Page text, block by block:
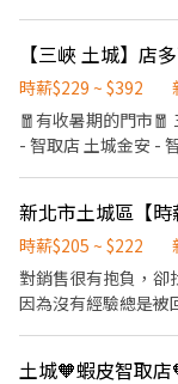
單日跑點支援鄰近
面實習 ✔ 需具備機車
－12:30／13:30 🔸
17:00 📍固定班別（
排班 📍需能接受臨時
津貼／交通津貼／班
就業可 ✅ 長期兼職
地點與缺額！
新北市土城區延吉街
路一段309號1樓 土
城立仁店 新北市土
區金安街36號1樓
束營業前，統計銷
時薪$229 ~ $392
🧧有收暑期的門市🧧
- 智取店 土城金安 - 智取店 土
裹收寄、搬運、盤
維持門市作業區環境、
(無人店) ①負責包裹
環境、清潔維護作業
16:15-22:45、
時薪$205 ~ $222
對銷售很有抱負，卻
因為沒有經驗總是被
【210起】，每月額